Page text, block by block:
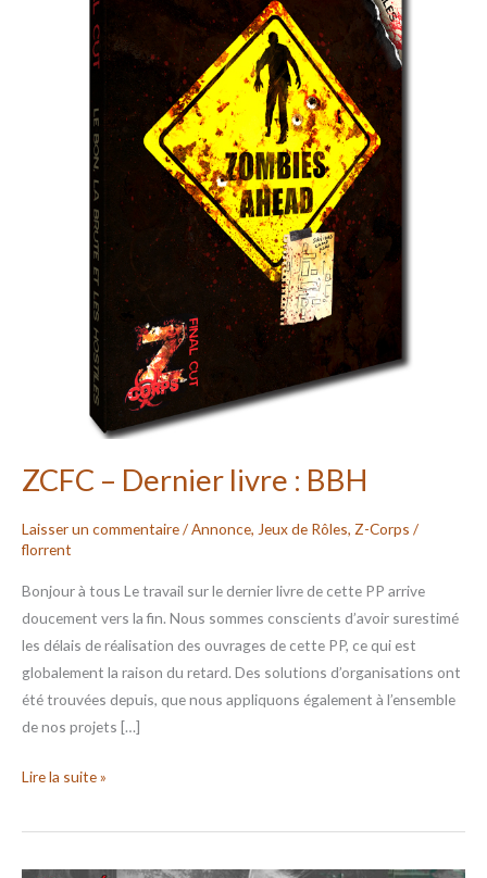
ZCFC – Dernier livre : BBH
Laisser un commentaire/Annonce, Jeux de Rôles, Z-Corps /
florrent
Bonjour à tous Le travail sur le dernier livre de cette PP arrive
doucement vers la fin. Nous sommes conscients d’avoir surestimé
les délais de réalisation des ouvrages de cette PP, ce qui est
globalement la raison du retard. Des solutions d’organisations ont
été trouvées depuis, que nous appliquons également à l’ensemble
de nos projets […]
Lire la suite »